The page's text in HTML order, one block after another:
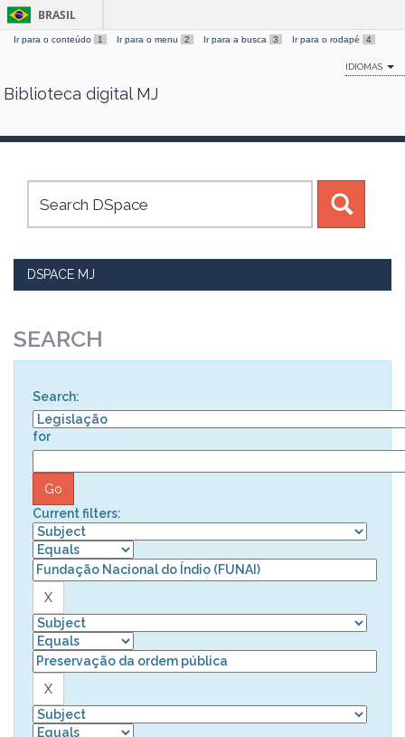
Skip
BRASIL
Ir para o conteúdo 1 Ir para o menu 2 Ir para a busca 3 Ir para o rodapé 4
IDIOMAS
Biblioteca digital MJ
DSPACE MJ
SEARCH
Search:
for
Current filters: